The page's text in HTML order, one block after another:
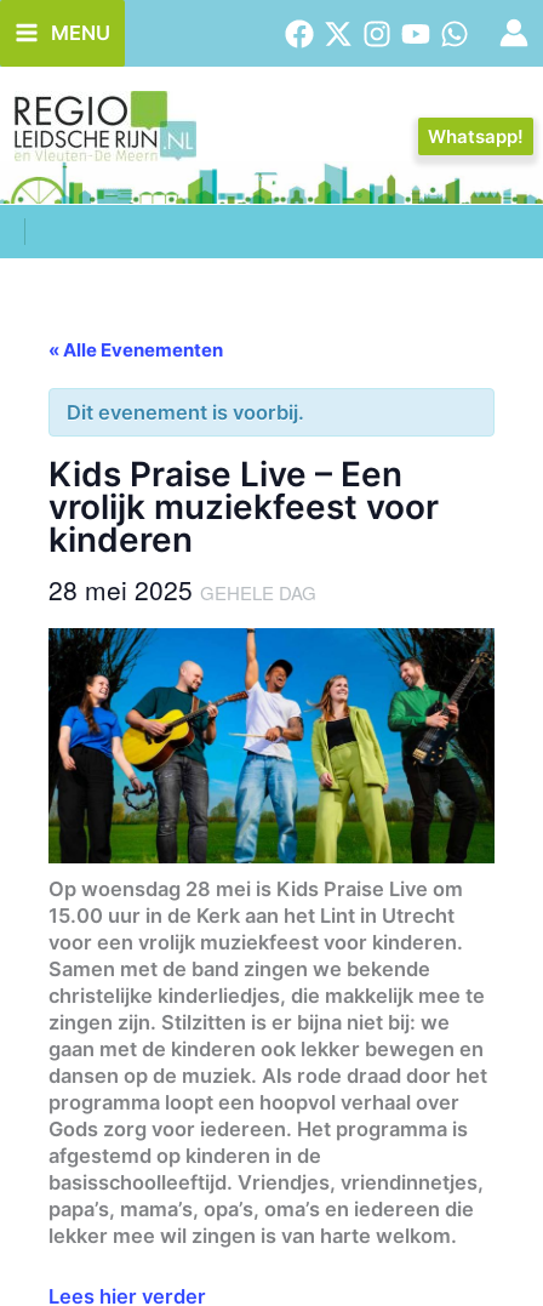
naar
de
inhoud
MENU
Whatsapp!
« Alle Evenementen
Dit evenement is voorbij.
Kids Praise Live – Een
vrolijk muziekfeest voor
kinderen
28 mei 2025 GEHELE DAG
Op woensdag 28 mei is Kids Praise Live om
15.00 uur in de Kerk aan het Lint in Utrecht
voor een vrolijk muziekfeest voor kinderen.
Samen met de band zingen we bekende
christelijke kinderliedjes, die makkelijk mee te
zingen zijn. Stilzitten is er bijna niet bij: we
gaan met de kinderen ook lekker bewegen en
dansen op de muziek. Als rode draad door het
programma loopt een hoopvol verhaal over
Gods zorg voor iedereen. Het programma is
afgestemd op kinderen in de
basisschoolleeftijd. Vriendjes, vriendinnetjes,
papa’s, mama’s, opa’s, oma’s en iedereen die
lekker mee wil zingen is van harte welkom.
Lees hier verder